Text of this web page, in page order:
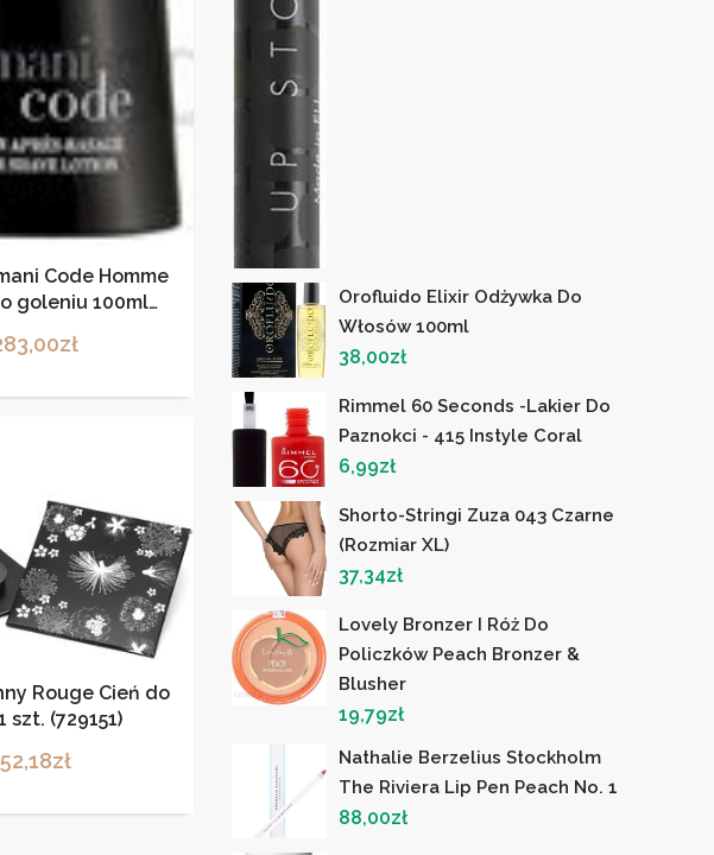
Code Homme
goleniu 100ml
zł
Rouge Cień do
szt. (729151)
52,18zł
Orofluido Elixir Odżywka Do
Włosów 100ml
38,00zł
Rimmel 60 Seconds -Lakier Do
Paznokci - 415 Instyle Coral
6,99zł
Shorto-Stringi Zuza 043 Czarne
(Rozmiar XL)
37,34zł
Lovely Bronzer I Róż Do
Policzków Peach Bronzer &
Blusher
19,79zł
Nathalie Berzelius Stockholm
The Riviera Lip Pen Peach No. 1
88,00zł